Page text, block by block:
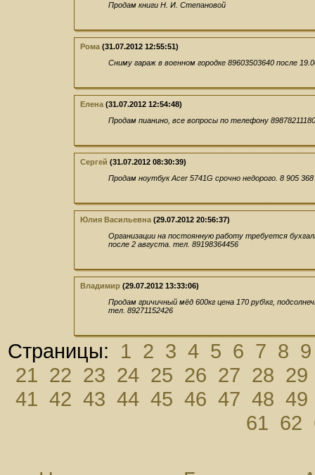
Продам книги Н. И. Степановой
Рома (31.07.2012 12:55:51)
Сниму гараж в военном городке 89603503640 после
Елена (31.07.2012 12:54:48)
Продам пианино, все вопросы по телефону 89878211180
Сергей (31.07.2012 08:30:39)
Продам ноутбук Acer 5741G срочно недорого. 8 905 368
Юлия Васильевна (29.07.2012 20:56:37)
Организации на постоянную работу требуется
после 2 августа. тел. 89198364456
Владимир (29.07.2012 13:33:06)
Продам гричичный мёд 600кг цена 170 руб\кг,
тел. 89271152426
Страницы: 1 2 3 4 5 6 7 8 9
21 22 23 24 25 26 27 28 29
41 42 43 44 45 46 47 48 49
61 62